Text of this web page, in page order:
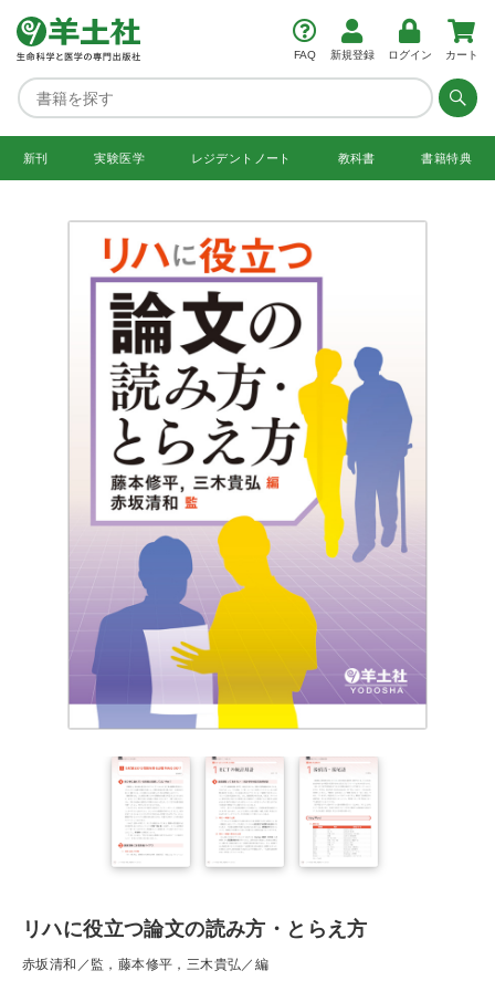
FAQ 新規登録 ログイン カート
新刊 実験医学 レジデント ノート 教科書 書籍特典
リハに役立つ論文の読み方・とらえ方
赤坂清和／監，藤本修平，三木貴弘／編